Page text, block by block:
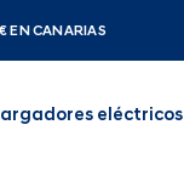
EN CANARIAS
eléctricos